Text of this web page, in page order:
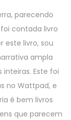
parecendo
contada livro
este livro, sou
ampla
Este foi
no Wattpad, e
é bem livros
que parecem